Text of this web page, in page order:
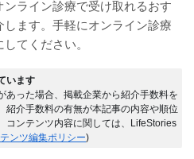
ライン診療で受け取れるおす
ます。手軽にオンライン診療
てください。
います
あった場合、掲載企業から紹介手数料を
紹介手数料の有無が本記事の内容や順位
コンテンツ内容に関しては、LifeStories
ンツ編集ポリシー)